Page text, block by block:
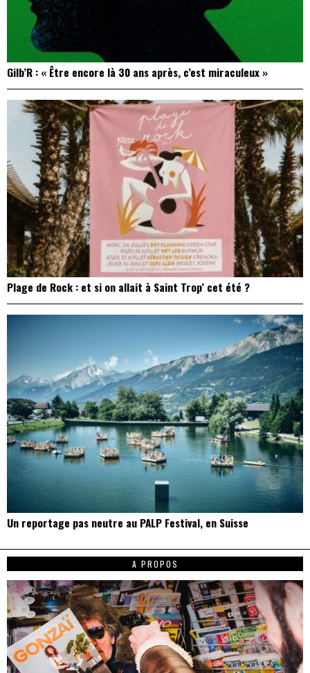
Gilb’R : « Être encore là 30 ans après, c’est miraculeux »
Plage de Rock : et si on allait à Saint Trop’ cet été ?
Un reportage pas neutre au PALP Festival, en Suisse
A PROPOS